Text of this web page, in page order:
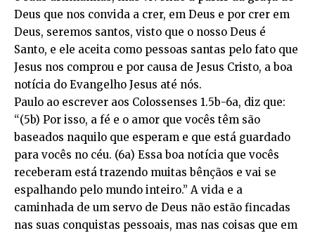
Deus que nos convida a crer, em Deus e por crer em
Deus, seremos santos, visto que o nosso Deus é
Santo, e ele aceita como pessoas santas pelo fato que
Jesus nos comprou e por causa de Jesus Cristo, a boa
notícia do Evangelho Jesus até nós.
Paulo ao escrever aos Colossenses 1.5b-6a, diz que:
“(5b) Por isso, a fé e o amor que vocês têm são
baseados naquilo que esperam e que está guardado
para vocês no céu. (6a) Essa boa notícia que vocês
receberam está trazendo muitas bênçãos e vai se
espalhando pelo mundo inteiro.” A vida e a
caminhada de um servo de Deus não estão fincadas
nas suas conquistas pessoais, mas nas coisas que em